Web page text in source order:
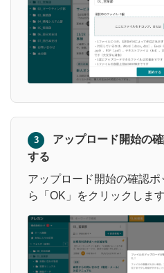
3
アップロード開始の
する
アップロード開始の確認
ら「OK」をクリックします